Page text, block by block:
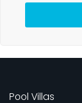
Pool Villas